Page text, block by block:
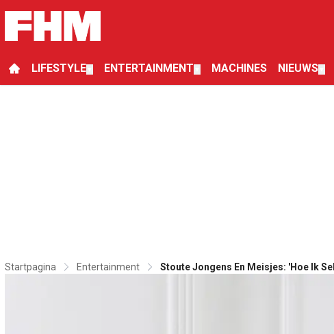
LIFESTYLE ENTERTAINMENT MACHINES NIEUWS
Startpagina Entertainment Stoute Jongens En Meisjes: 'Hoe Ik